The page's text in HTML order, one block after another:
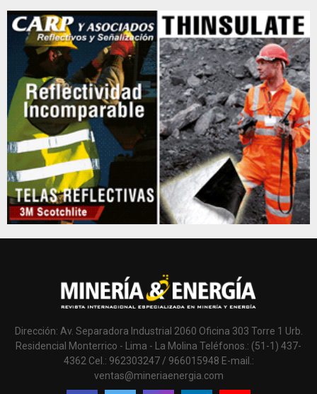
Dirección: Av. Separadora Industrial 2060 Oficina 303 Torre 1 Urb.
Residencial Monterrico - Lima - La Molina Teléfonos.: (51-1) 437-
4362 Cel.: 962303247 / 966015948 E-mail.:
ventas@mineriaenergia.com